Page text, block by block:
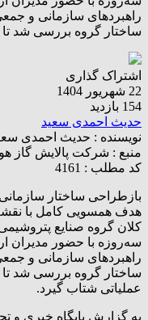
راهبردهای سازمانی و
ساختار گروه بررسی شد
اشتراک گذاری
22 شهریور 1404
154 بازدید
حدیث احمدی سعید
نویسنده : حدیث احمدی
منبع : شرکت پالایش گاز
کد مطلب : 4161
بازطراحی ساختار
هدف همسویی کامل با
کلان گروه صنایع
سه‌روزه با حضور مدیران
راهبردهای سازمانی و
ساختار گروه بررسی شد
عملیاتی شتاب گیرد.
به گزارش پایگاه خبری و